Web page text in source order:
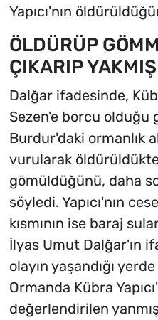
Yapıcı'nın
ÖLDÜRÜP
ÇIKARIP
Dalğar ifadesinde,
Sezen'e borcu olduğu
Burdur'daki ormanlık
vurularak
gömüldüğünü, daha
söyledi. Yapıcı'nın
kısmının ise baraj
İlyas Umut Dalğar'ın
olayın yaşandığı
Ormanda Kübra
değerlendirilen